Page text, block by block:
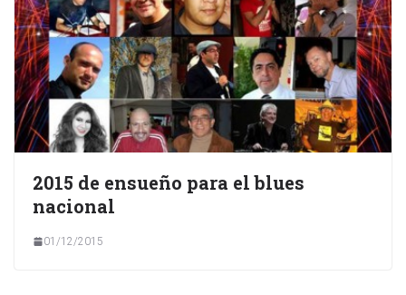
2015 de ensueño para el blues
nacional
01/12/2015